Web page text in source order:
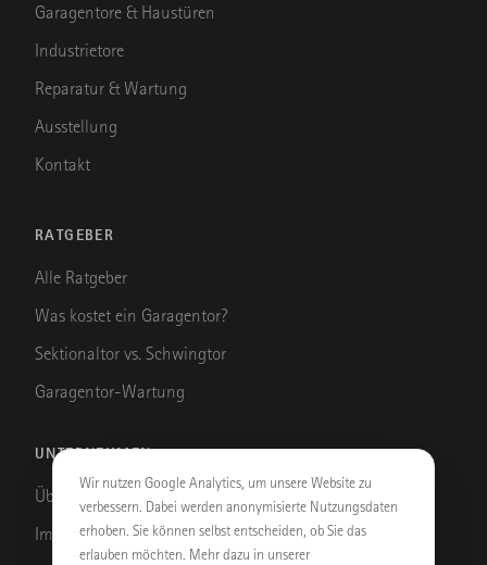
Garagentore & Haustüren
Industrietore
Reparatur & Wartung
Ausstellung
Kontakt
RATGEBER
Alle Ratgeber
Was kostet ein Garagentor?
Sektionaltor vs. Schwingtor
Garagentor-Wartung
UNTERNEHMEN
Über uns
Impressum
Wir nutzen Google Analytics, um unsere Website zu
verbessern. Dabei werden anonymisierte Nutzungsdaten
erhoben. Sie können selbst entscheiden, ob Sie das
erlauben möchten. Mehr dazu in unserer